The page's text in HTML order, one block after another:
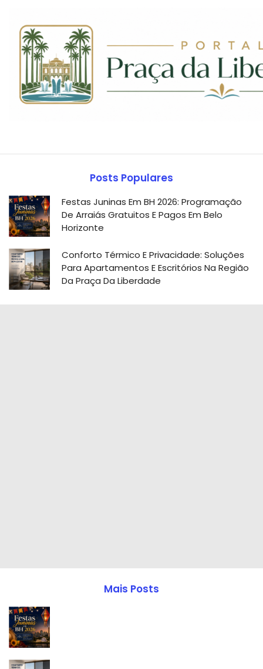
Posts Populares
Festas Juninas Em BH 2026: Programação
De Arraiás Gratuitos E Pagos Em Belo
Horizonte
Conforto Térmico E Privacidade: Soluções
Para Apartamentos E Escritórios Na Região
Da Praça Da Liberdade
Mais Posts